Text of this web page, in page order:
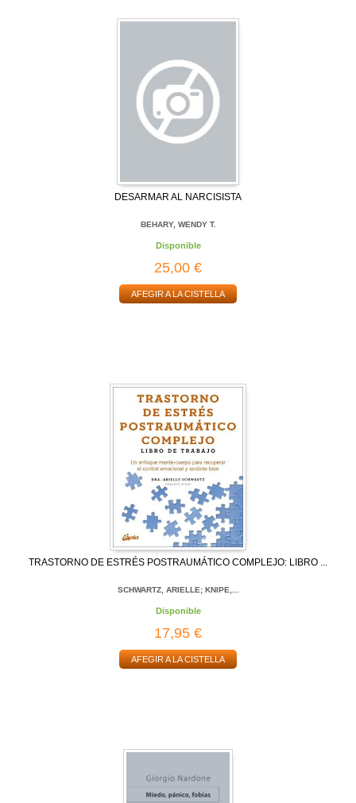
DESARMAR AL NARCISISTA
BEHARY, WENDY T.
Disponible
25,00 €
AFEGIR A LA CISTELLA
TRASTORNO DE ESTRÉS POSTRAUMÁTICO COMPLEJO: LIBRO ...
SCHWARTZ, ARIELLE; KNIPE,...
Disponible
17,95 €
AFEGIR A LA CISTELLA